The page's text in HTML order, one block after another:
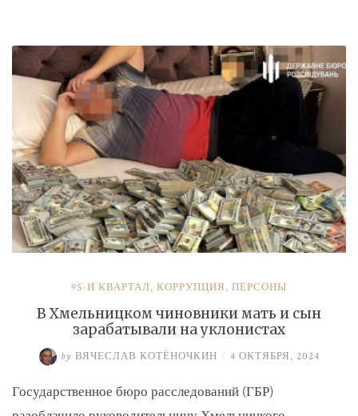
Буданова
и
Умерова»
95-Й КВАРТАЛ, КОРРУПЦИЯ, ПЕРСОНЫ
В Хмельницком чиновники мать и сын
зарабатывали на уклонистах
by ВЯЧЕСЛАВ КОТЁНОЧКИН / 4 ОКТЯБРЯ, 2024
Государственное бюро расследований (ГБР)